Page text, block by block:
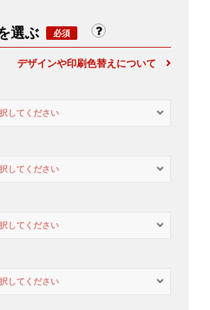
選ぶ
デザインや印刷色替えについて
してください
してください
してください
してください